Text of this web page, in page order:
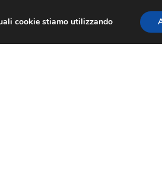
cookie stiamo utilizzando